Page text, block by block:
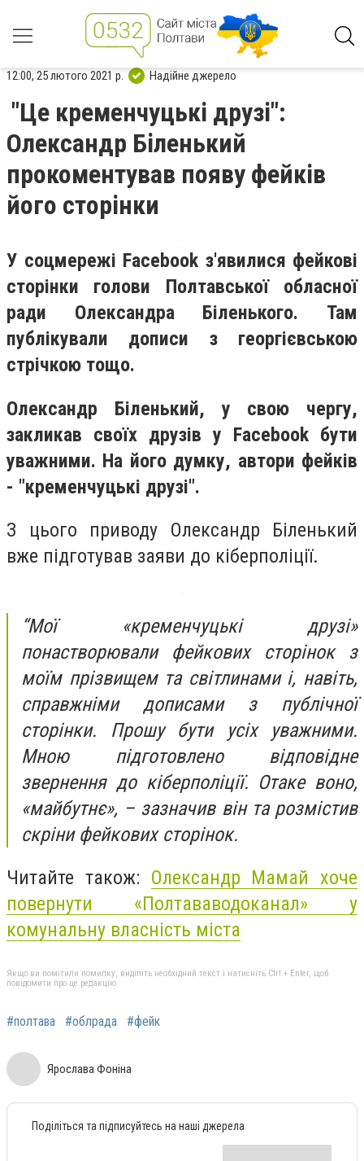
12:00, 25 лютого 2021 р. Надійне джерело
"Це кременчуцькі друзі":
Олександр Біленький
прокоментував появу фейків
його сторінки
У соцмережі Facebook з'явилися фейкові
сторінки голови Полтавської обласної
ради Олександра Біленького. Там
публікували дописи з георгієвською
стрічкою тощо.
Олександр Біленький, у свою чергу,
закликав своїх друзів у Facebook бути
уважними. На його думку, автори фейків
- "кременчуцькі друзі".
З цього приводу Олександр Біленький
вже підготував заяви до кіберполіції.
“Мої «кременчуцькі друзі»
понастворювали фейкових сторінок з
моїм прізвищем та світлинами і, навіть,
справжніми дописами з публічної
сторінки. Прошу бути усіх уважними.
Мною підготовлено відповідне
звернення до кіберполіції. Отаке воно,
«майбутнє», – зазначив він та розмістив
скріни фейкових сторінок.
Читайте також: Олександр Мамай хоче
повернути «Полтававодоканал» у
комунальну власність міста
Якщо ви помітили помилку, виділіть необхідний текст і натисніть Ctrl + Enter, щоб
повідомити про це редакцію
#полтава #облрада #фейк
Ярослава Фоніна
Поділіться та підписуйтесь на наші джерела